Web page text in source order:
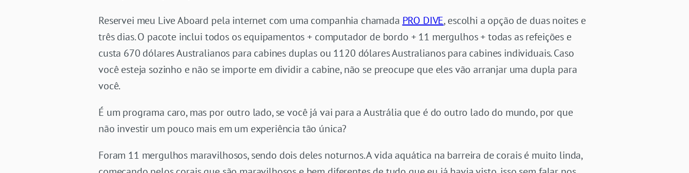
Reservei meu Live Aboard pela internet com uma companhia chamada PRO DIVE, escolhi a opção de duas noites e
três dias. O pacote inclui todos os equipamentos + computador de bordo + 11 mergulhos + todas as refeições e
custa 670 dólares Australianos para cabines duplas ou 1120 dólares Australianos para cabines individuais. Caso
você esteja sozinho e não se importe em dividir a cabine, não se preocupe que eles vão arranjar uma dupla para
você.
É um programa caro, mas por outro lado, se você já vai para a Austrália que é do outro lado do mundo, por que
não investir um pouco mais em um experiência tão única?
Foram 11 mergulhos maravilhosos, sendo dois deles noturnos. A vida aquática na barreira de corais é muito linda,